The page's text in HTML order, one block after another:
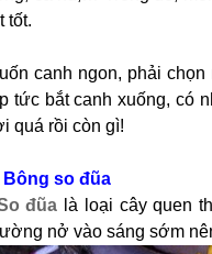
tốt.
canh ngon, phải
tức bắt canh xuống, có
quá rồi còn gì!
Bông so đũa
đũa là loại cây quen
nở vào sáng sớm